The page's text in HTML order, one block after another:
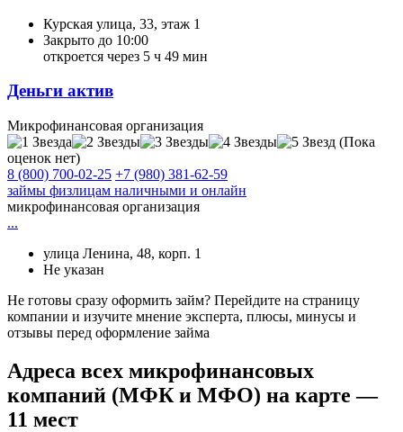
Курская улица, 33, этаж 1
Закрыто до 10:00
откроется через 5 ч 49 мин
Деньги актив
Микрофинансовая организация
(Пока
оценок нет)
8 (800) 700-02-25 +7 (980) 381-62-59
займы физлицам наличными и онлайн
микрофинансовая организация
...
улица Ленина, 48, корп. 1
Не указан
Не готовы сразу оформить займ? Перейдите на страницу
компании и изучите мнение эксперта, плюсы, минусы и
отзывы перед оформление займа
Адреса всех микрофинансовых
компаний (МФК и МФО) на карте —
11 мест